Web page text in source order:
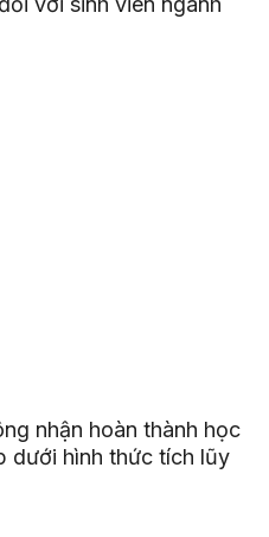
nhận hoàn thành học
dưới hình thức tích lũy